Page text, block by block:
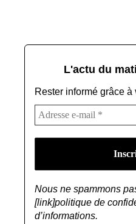
L'actu du
Rester informé grâce à
Nous ne spammons
[link]politique de
d’informations.